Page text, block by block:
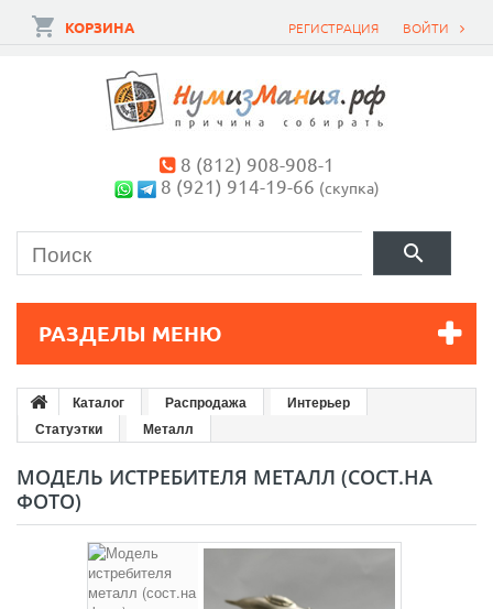
ВОЙТИ
РЕГИСТРАЦИЯ
КОРЗИНА
8 (812) 908-908-1
8 (921) 914-19-66 (скупка)
РАЗДЕЛЫ МЕНЮ
Каталог Распродажа
Интерьер
Статуэтки
Металл
МОДЕЛЬ ИСТРЕБИТЕЛЯ МЕТАЛЛ (СОСТ.НА
ФОТО)